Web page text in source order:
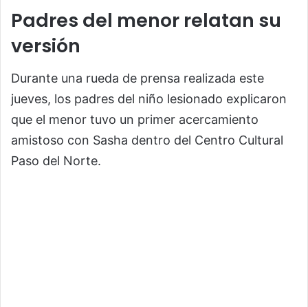
Padres del menor relatan su
versión
Durante una rueda de prensa realizada este
jueves, los padres del niño lesionado explicaron
que el menor tuvo un primer acercamiento
amistoso con Sasha dentro del Centro Cultural
Paso del Norte.